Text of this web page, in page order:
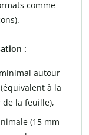
comme
:
autour
à la
la feuille),
(15 mm